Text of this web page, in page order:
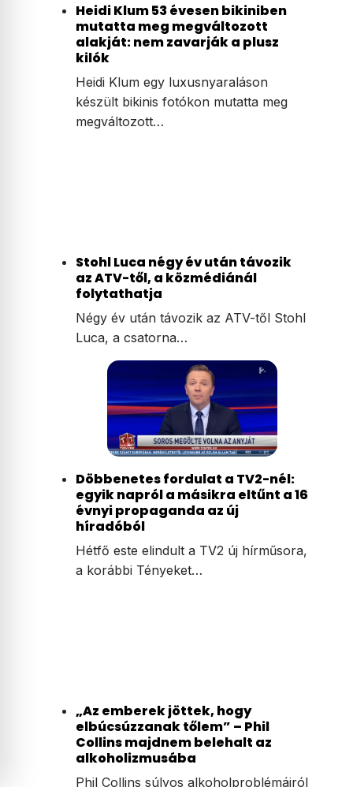
Heidi Klum 53 évesen bikiniben
mutatta meg megváltozott
alakját: nem zavarják a plusz
kilók
Heidi Klum egy luxusnyaraláson
készült bikinis fotókon mutatta meg
megváltozott…
Stohl Luca négy év után távozik
az ATV-től, a közmédiánál
folytathatja
Négy év után távozik az ATV-től Stohl
Luca, a csatorna…
Döbbenetes fordulat a TV2-nél:
egyik napról a másikra eltűnt a 16
évnyi propaganda az új
híradóból
Hétfő este elindult a TV2 új hírműsora,
a korábbi Tényeket…
„Az emberek jöttek, hogy
elbúcsúzzanak tőlem” – Phil
Collins majdnem belehalt az
alkoholizmusába
Phil Collins súlyos alkoholproblémáiról